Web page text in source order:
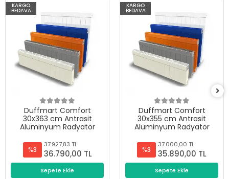
KARGO
BEDAVA
Duffmart Comfort
30x363 cm Antrasit
Alüminyum Radyatör
%3
37.927,83 TL
36.790,00 TL
Sepete Ekle
KARGO
BEDAVA
Duffmart Comfort
30x355 cm Antrasit
Alüminyum Radyatör
%3
37.000,00 TL
35.890,00 TL
Sepete Ekle